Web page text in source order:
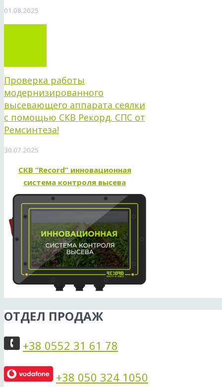
01.08.2025
Проверка работы
модернизированного
высевающего аппарата сеялки
с помощью СКВ Рекорд. СПС от
Ремсинтеза!
30.07.2025
СКВ “Record” инновационная
система контроля высева
ОТДЕЛ ПРОДАЖ
+38 0552 31 61 78
+38 050 324 1050